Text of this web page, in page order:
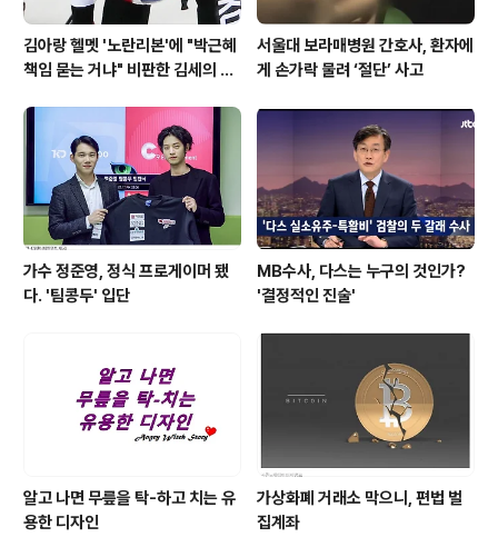
김아랑 헬멧 '노란리본'에 "박근혜
책임 묻는 거냐" 비판한 김세의 기
서울대 보라매병원 간호사, 환자에
게 손가락 물려 ‘절단’ 사고
가수 정준영, 정식 프로게이머 됐
다. '팀콩두' 입단
MB수사, 다스는 누구의 것인가?
'결정적인 진술'
알고 나면 무릎을 탁-하고 치는 유
용한 디자인
가상화폐 거래소 막으니, 편법 벌
집계좌